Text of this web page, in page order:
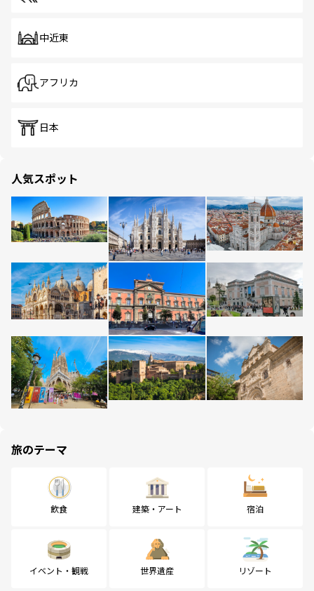
中近東
アフリカ
日本
人気スポット
旅のテーマ
飲食 建築・アート 宿泊
イベント・観戦 世界遺産 リゾート